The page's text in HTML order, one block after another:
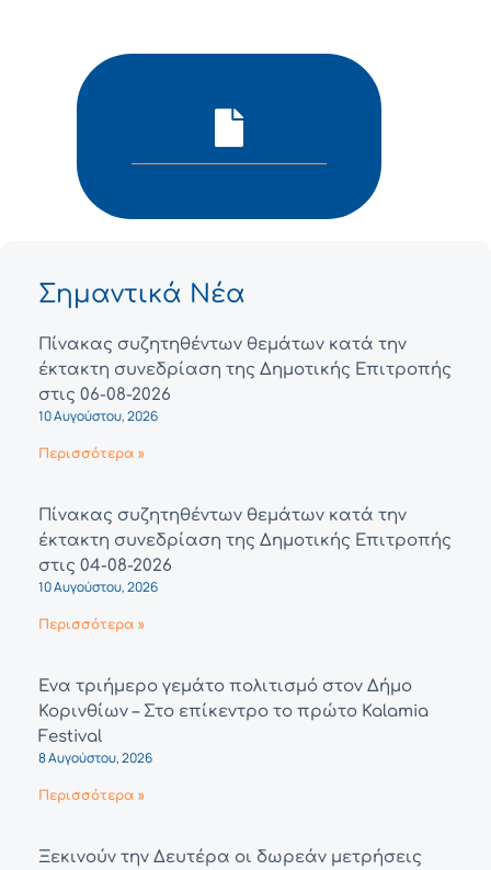
Σημαντικά Νέα
Πίνακας συζητηθέντων θεμάτων κατά την
έκτακτη συνεδρίαση της Δημοτικής Επιτροπής
στις 06-08-2026
10 Αυγούστου, 2026
Περισσότερα »
Πίνακας συζητηθέντων θεμάτων κατά την
έκτακτη συνεδρίαση της Δημοτικής Επιτροπής
στις 04-08-2026
10 Αυγούστου, 2026
Περισσότερα »
Ένα τριήμερο γεμάτο πολιτισμό στον Δήμο
Κορινθίων – Στο επίκεντρο το πρώτο Kalamia
Festival
8 Αυγούστου, 2026
Περισσότερα »
Ξεκινούν την Δευτέρα οι δωρεάν μετρήσεις